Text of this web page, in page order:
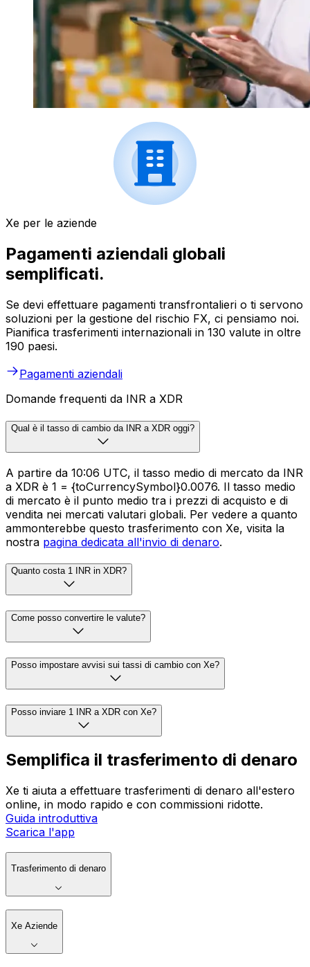
Xe per le aziende
Pagamenti aziendali globali
semplificati.
Se devi effettuare pagamenti transfrontalieri o ti servono
soluzioni per la gestione del rischio FX, ci pensiamo noi.
Pianifica trasferimenti internazionali in 130 valute in oltre
190 paesi.
Pagamenti aziendali
Domande frequenti da INR a XDR
Qual è il tasso di cambio da INR a XDR oggi?
A partire da 10:06 UTC, il tasso medio di mercato da INR
a XDR è ₹1 = {toCurrencySymbol}0.0076. Il tasso medio
di mercato è il punto medio tra i prezzi di acquisto e di
vendita nei mercati valutari globali. Per vedere a quanto
ammonterebbe questo trasferimento con Xe, visita la
nostra pagina dedicata all'invio di denaro.
Quanto costa 1 INR in XDR?
Come posso convertire le valute?
Posso impostare avvisi sui tassi di cambio con Xe?
Posso inviare 1 INR a XDR con Xe?
Semplifica il trasferimento di denaro
Xe ti aiuta a effettuare trasferimenti di denaro all'estero
online, in modo rapido e con commissioni ridotte.
Guida introduttiva
Scarica l'app
Trasferimento di denaro
Xe Aziende